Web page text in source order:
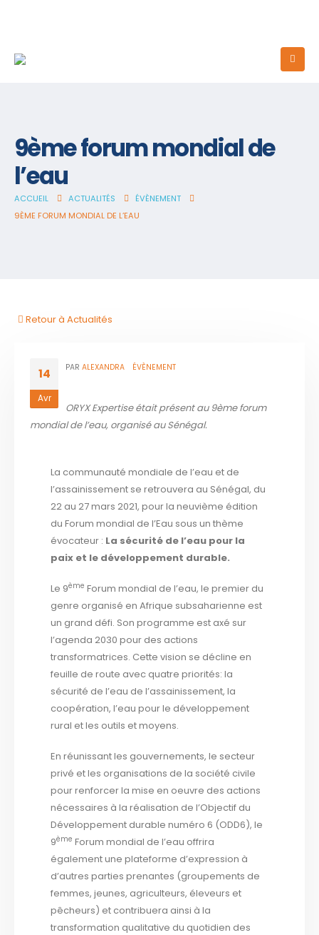
9ème forum mondial de
l’eau
ACCUEIL ACTUALITÉS
ÉVÈNEMENT
9ÈME FORUM MONDIAL DE L’EAU
Retour à Actualités
14
Avr
PAR ALEXANDRA ÉVÈNEMENT
ORYX Expertise était présent au 9ème forum
mondial de l’eau, organisé au Sénégal.
La communauté mondiale de l’eau et de
l’assainissement se retrouvera au Sénégal, du
22 au 27 mars 2021, pour la neuvième édition
du Forum mondial de l’Eau sous un thème
évocateur : La sécurité de l’eau pour la
paix et le développement durable.
Le 9ème Forum mondial de l’eau, le premier du
genre organisé en Afrique subsaharienne est
un grand défi. Son programme est axé sur
l’agenda 2030 pour des actions
transformatrices. Cette vision se décline en
feuille de route avec quatre priorités: la
sécurité de l’eau de l’assainissement, la
coopération, l’eau pour le développement
rural et les outils et moyens.
En réunissant les gouvernements, le secteur
privé et les organisations de la société civile
pour renforcer la mise en oeuvre des actions
nécessaires à la réalisation de l’Objectif du
Développement durable numéro 6 (ODD6), le
9ème Forum mondial de l’eau offrira
également une plateforme d’expression à
d’autres parties prenantes (groupements de
femmes, jeunes, agriculteurs, éleveurs et
pêcheurs) et contribuera ainsi à la
transformation qualitative du quotidien des